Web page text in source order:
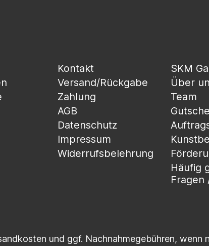
Kontakt
Versand/Rückgabe
Zahlung
AGB
Datenschutz
Impressum
Widerrufsbelehrung
SKM
Über
Team
Häufig
Fragen
und ggf. Nachnahmegebühren, wenn